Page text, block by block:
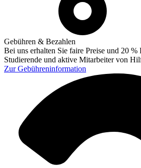
Gebühren & Bezahlen
Bei uns erhalten Sie faire Preise und 20 %
Studierende und aktive Mitarbeiter von
ZurGebühreninformation